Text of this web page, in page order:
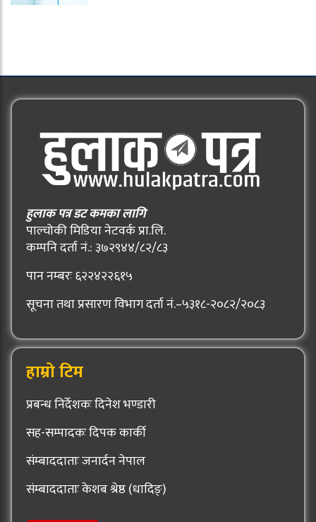
हुलाक पत्र डट कमका लागि
पाल्चोकी मिडिया नेटवर्क प्रा.लि.
कम्पनि दर्ता नं.: ३७२९४४/८२/८३
पान नम्बरः ६२२४२२६१५
सूचना तथा प्रसारण विभाग दर्ता नं.–५३१८-२०८२/२०८३
हाम्रो टिम
प्रबन्ध निर्देशकः दिनेश भण्डारी
सह-सम्पादकः दिपक कार्की
संम्बाददाताः जनार्दन नेपाल
संम्बाददाताः केशब श्रेष्ठ (धादिङ्)